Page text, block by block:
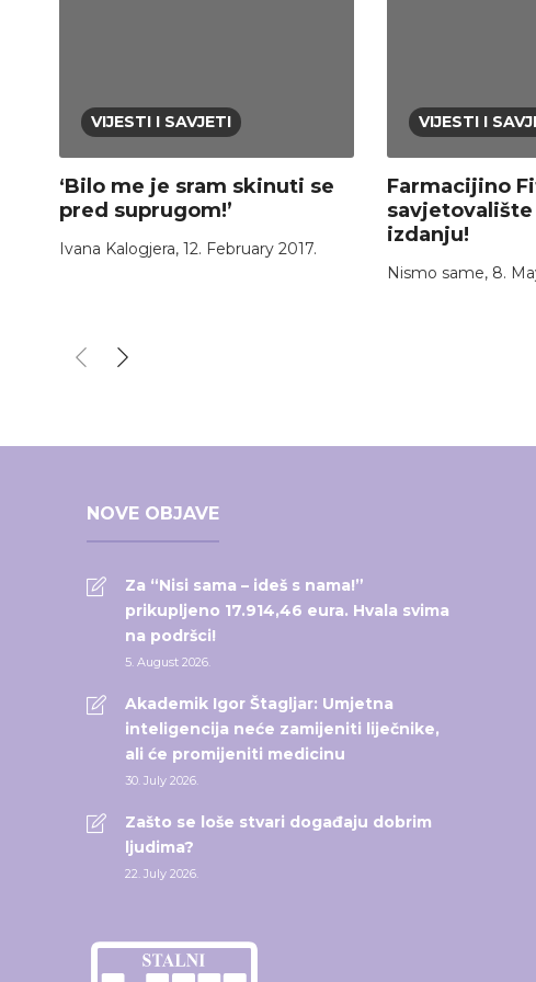
VIJESTI I SAVJETI
‘Bilo me je sram skinuti se
pred suprugom!’
Ivana Kalogjera, 12. February 2017.
VIJESTI I
Farmacijino
izdanju!
Nismo same, 8.
NOVE OBJAVE
Za “Nisi sama – ideš s nama!”
prikupljeno 17.914,46 eura. Hvala svima
na podršci!
5. August 2026.
Akademik Igor Štagljar: Umjetna
inteligencija neće zamijeniti liječnike,
ali će promijeniti medicinu
30. July 2026.
Zašto se loše stvari događaju dobrim
ljudima?
22. July 2026.